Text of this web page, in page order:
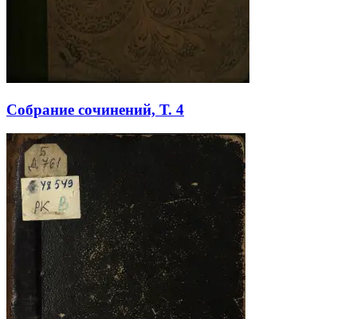
Собрание сочинений, Т. 4